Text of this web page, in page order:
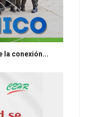
la conexión...